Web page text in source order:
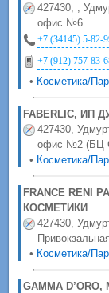
427430, ,
офис №6
+7 (34145) 5-82-
+7 (912) 757-83-
• Косметика/
FABERLIC, ИП
427430,
офис №2 (БЦ
• Косметика/
FRANCE RENI
КОСМЕТИКИ
427430,
• Косметика/
GAMMA